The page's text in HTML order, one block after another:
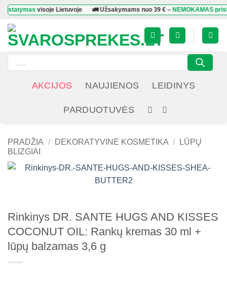
Skip
content
visoje Lietuvoje 🚛 Užsakymams nuo39 €–NEMOKAMAS
Products
search
AKCIJOS NAUJIENOS LEIDINYS
PARDUOTUVĖS
PRADŽIA / DEKORATYVINĖ KOSMETIKA /
LŪPŲ
BLIZGIAI
Rinkinys DR. SANTE HUGS AND KISSES
COCONUT OIL: Rankų kremas 30 ml +
lūpų balzamas 3,6 g